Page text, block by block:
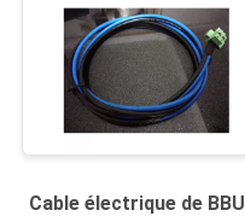
Cable électrique de BBU